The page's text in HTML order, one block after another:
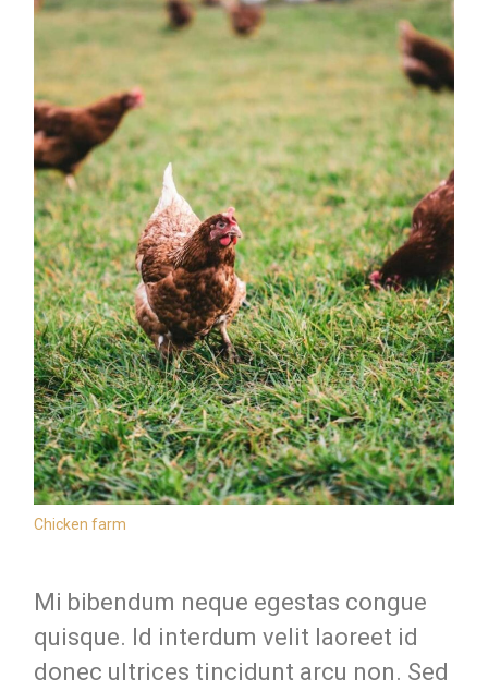
Chicken farm
Mi bibendum neque egestas congue
quisque. Id interdum velit laoreet id
donec ultrices tincidunt arcu non. Sed